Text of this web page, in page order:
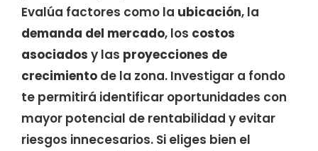
Evalúa factores como la ubicación, la
demanda del mercado, los costos
asociados y las proyecciones de
crecimiento de la zona. Investigar a fondo
te permitirá identificar oportunidades con
mayor potencial de rentabilidad y evitar
riesgos innecesarios. Si eliges bien el